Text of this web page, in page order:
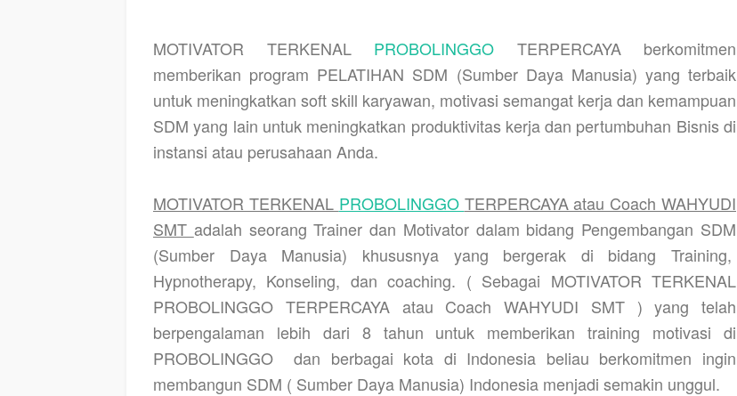
MOTIVATOR TERKENAL PROBOLINGGO TERPERCAYA berkomitmen
memberikan program PELATIHAN SDM (Sumber Daya Manusia) yang terbaik
untuk meningkatkan soft skill karyawan, motivasi semangat kerja dan kemampuan
SDM yang lain untuk meningkatkan produktivitas kerja dan pertumbuhan Bisnis di
instansi atau perusahaan Anda.
MOTIVATOR TERKENAL PROBOLINGGO TERPERCAYA atau Coach WAHYUDI
SMT adalah seorang Trainer dan Motivator dalam bidang Pengembangan SDM
(Sumber Daya Manusia) khususnya yang bergerak di bidang Training,
Hypnotherapy, Konseling, dan coaching. ( Sebagai MOTIVATOR TERKENAL
PROBOLINGGO TERPERCAYA atau Coach WAHYUDI SMT ) yang telah
berpengalaman lebih dari 8 tahun untuk memberikan training motivasi di
PROBOLINGGO
dan berbagai kota di Indonesia beliau berkomitmen ingin
membangun SDM ( Sumber Daya Manusia) Indonesia menjadi semakin unggul.